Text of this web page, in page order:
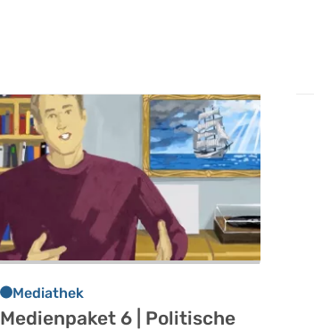
Mediathek
Medienpaket 6 | Politische